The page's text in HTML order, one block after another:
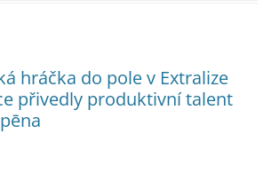
hráčka do pole v Extralize
přivedly produktivní talent